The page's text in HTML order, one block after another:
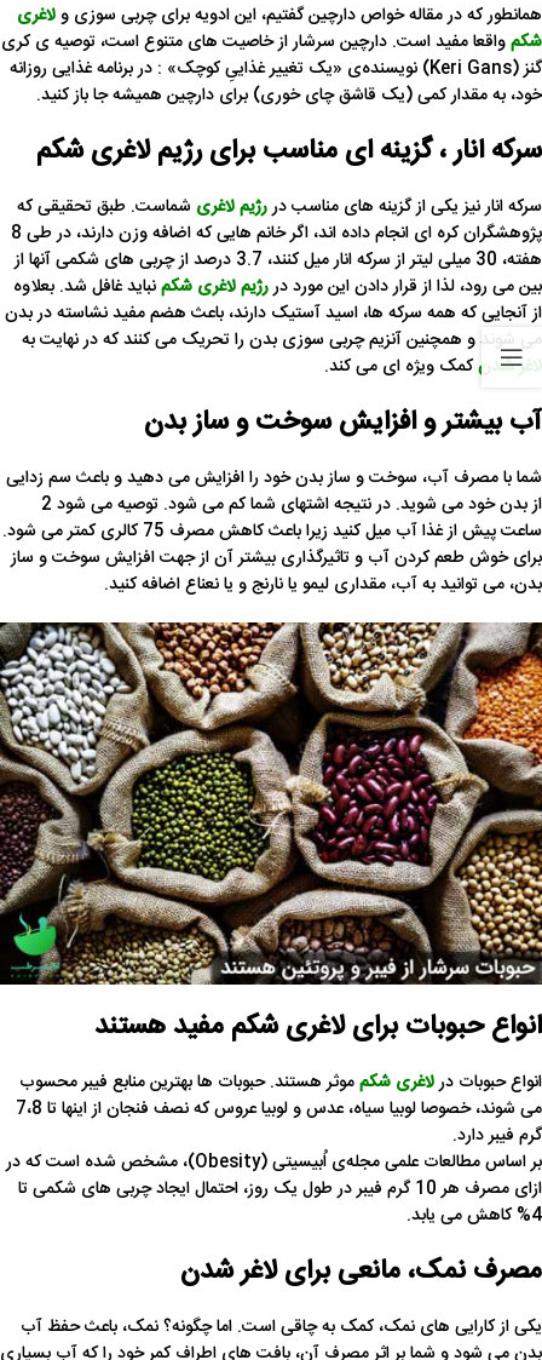
همانطور که در مقاله خواص دارچین گفتیم، این ادویه برای چربی سوزی ولاغری
شکمواقعا مفید است. دارچین سرشار از خاصیت های متنوع است، توصیه ی کری
گنز (Keri Gans) نویسنده‌ی «یک تغییر غذاییِ کوچک» : در برنامه غذایی روزانه
خود، به مقدار کمی (یک قاشق چای خوری) برای دارچین همیشه جا باز کنید.
سرکه انار ، گزینه ای مناسب برای رژیم لاغری شکم
سرکه انار نیز یکی از گزینه های مناسب دررژیم لاغری شماست. طبق تحقیقی که
پژوهشگران کره ای انجام داده اند، اگر خانم هایی که اضافه وزن دارند، در طی 8
هفته، 30 میلی لیتر از سرکه انار میل کنند، 3.7 درصد از چربی های شکمی آنها از
بین می رود، لذا از قرار دادن این مورد دررژیم لاغری شکمنباید غافل شد. بعلاوه
از آنجایی که همه سرکه ها، اسید آستیک دارند، باعث هضم مفید نشاسته در بدن
می شوند و همچنین آنزیم چربی سوزی بدن را تحریک می کنند که در نهایت به
لاغر شدنکمک ویژه ای می کند.
آب بیشتر و افزایش سوخت و ساز بدن
شما با مصرف آب، سوخت و ساز بدن خود را افزایش می دهید و باعث سم زدایی
از بدن خود می شوید. در نتیجه اشتهای شما کم می شود. توصیه می شود 2
ساعت پیش از غذا آب میل کنید زیرا باعث کاهش مصرف 75 کالری کمتر می شود.
برای خوش طعم کردن آب و تاثیرگذاری بیشتر آن از جهت افزایش سوخت و ساز
بدن، می توانید به آب، مقداری لیمو یا نارنج و یا نعناع اضافه کنید.
انواع حبوبات برای لاغری شکم مفید هستند
انواع حبوبات درلاغری شکمموثر هستند. حبوبات ها بهترین منابع فیبر محسوب
می شوند، خصوصا لوبیا سیاه، عدس و لوبیا عروس که نصف فنجان از اینها تا 7،8
گرم فیبر دارد.
بر اساس مطالعات علمی مجله‌ی اُبیسیتی (Obesity)، مشخص شده است که در
ازای مصرف هر 10 گرم فیبر در طول یک روز، احتمال ایجاد چربی های شکمی تا
4% کاهش می یابد.
مصرف نمک، مانعی برای لاغر شدن
یکی از کارایی های نمک، کمک به چاقی است. اما چگونه؟ نمک، باعث حفظ آب
بدن می شود و شما بر اثر مصرف آن، بافت های اطراف کمر خود را که آب بسیاری